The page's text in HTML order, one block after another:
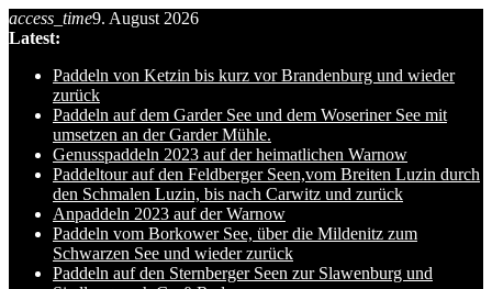
Skip
to
content
access_time9. August 2026
Latest:
Paddeln von Ketzin bis kurz vor Brandenburg und wieder
zurück
Paddeln auf dem Garder See und dem Woseriner See mit
umsetzen an der Garder Mühle.
Genusspaddeln 2023 auf der heimatlichen Warnow
Paddeltour auf den Feldberger Seen,vom Breiten Luzin durch
den Schmalen Luzin, bis nach Carwitz und zurück
Anpaddeln 2023 auf der Warnow
Paddeln vom Borkower See, über die Mildenitz zum
Schwarzen See und wieder zurück
Paddeln auf den Sternberger Seen zur Slawenburg und